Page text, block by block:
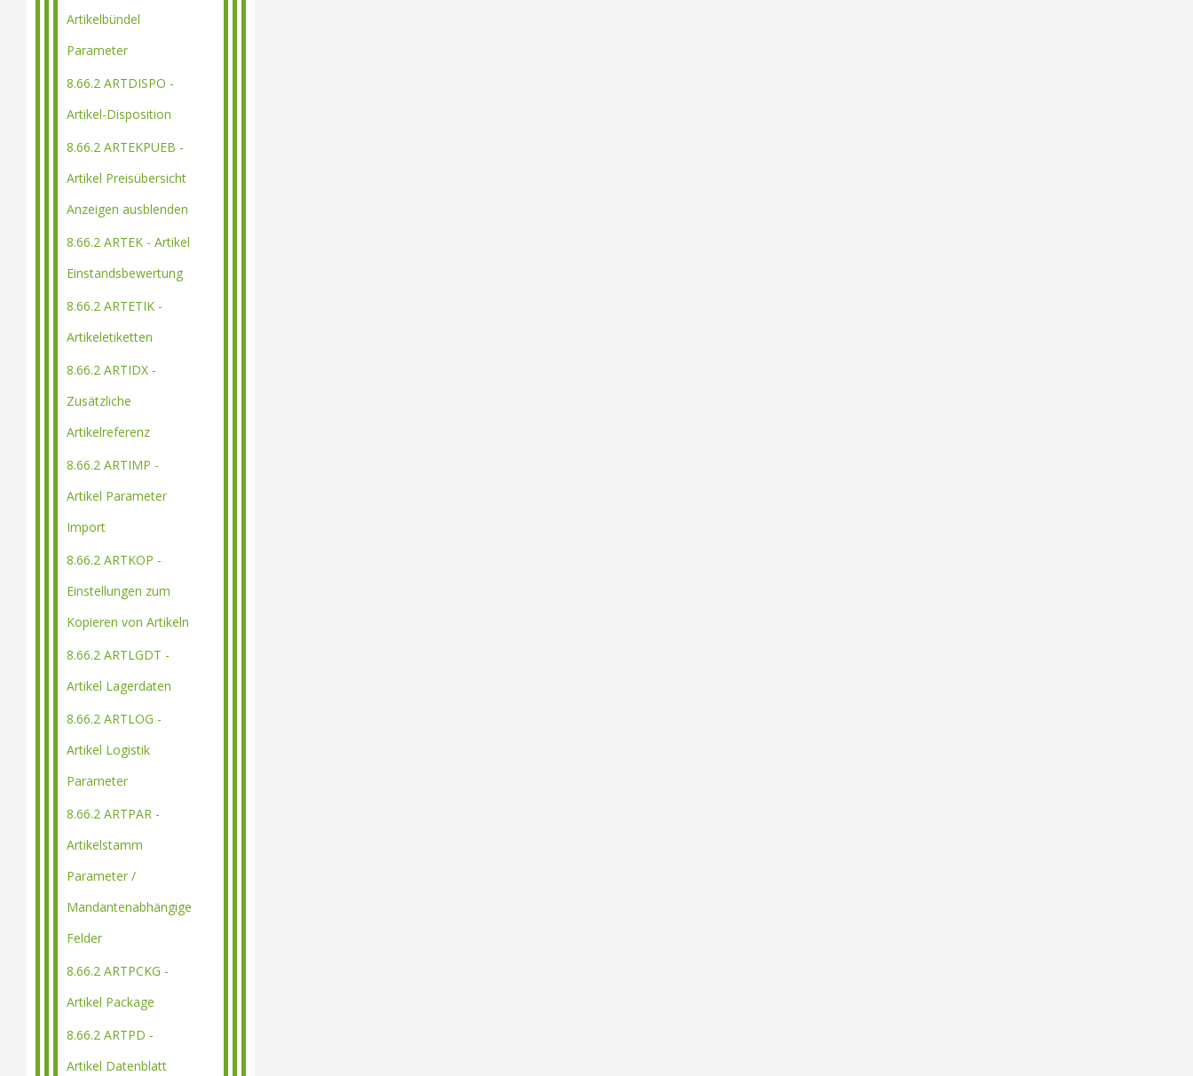
Artikelbündel
Parameter
8.66.2 ARTDISPO -
Artikel-Disposition
8.66.2 ARTEKPUEB -
Artikel Preisübersicht
Anzeigen ausblenden
8.66.2 ARTEK - Artikel
Einstandsbewertung
8.66.2 ARTETIK -
Artikeletiketten
8.66.2 ARTIDX -
Zusätzliche
Artikelreferenz
8.66.2 ARTIMP -
Artikel Parameter
Import
8.66.2 ARTKOP -
Einstellungen zum
Kopieren von Artikeln
8.66.2 ARTLGDT -
Artikel Lagerdaten
8.66.2 ARTLOG -
Artikel Logistik
Parameter
8.66.2 ARTPAR -
Artikelstamm
Parameter /
Mandantenabhängige
Felder
8.66.2 ARTPCKG -
Artikel Package
8.66.2 ARTPD -
Artikel Datenblatt